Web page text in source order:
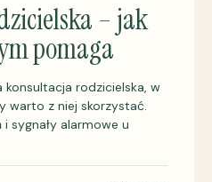
– jak
pomaga
konsultacja rodzicielska, w
warto z niej skorzystać.
sygnały alarmowe u